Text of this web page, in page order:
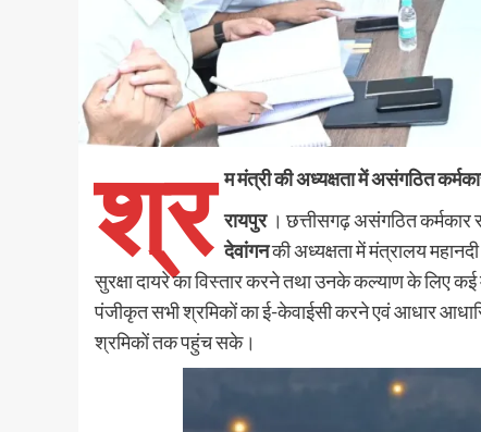
श्र म मंत्री की अध्यक्षता में असंगठित
रायपुर। छत्तीसगढ़ असंगठित कर्मकार
देवांगनकी अध्यक्षता में मंत्रालय
सुरक्षा दायरे का विस्तार करने तथा उनके कल्याण के लिए कई
पंजीकृत सभी श्रमिकों का ई-केवाईसी करने एवं आधार
श्रमिकों तक पहुंच सके।